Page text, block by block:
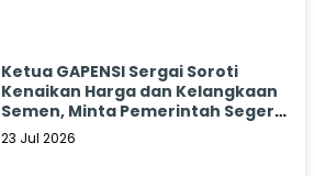
Ketua GAPENSI Sergai Soroti
Kenaikan Harga dan Kelangkaan
Semen, Minta Pemerintah Segera
Bertindak
23 Jul 2026